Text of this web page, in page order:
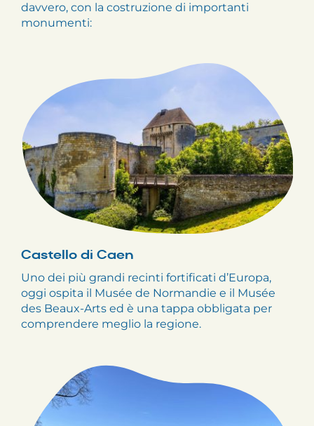
davvero, con la costruzione di importanti
monumenti:
Castello di Caen
Uno dei più grandi recinti fortificati d’Europa,
oggi ospita il Musée de Normandie e il Musée
des Beaux-Arts ed è una tappa obbligata per
comprendere meglio la regione.